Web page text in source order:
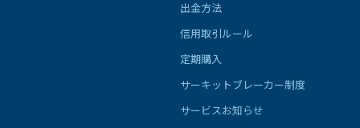
出金方法
信用取引ルール
定期購入
サーキットブレーカー制度
サービスお知らせ